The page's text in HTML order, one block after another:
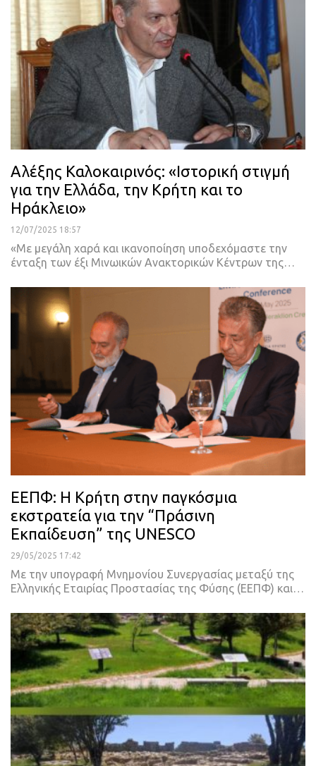
Αλέξης Καλοκαιρινός: «Ιστορική στιγμή
για την Ελλάδα, την Κρήτη και το
Ηράκλειο»
12/07/2025 18:57
«Με μεγάλη χαρά και ικανοποίηση υποδεχόμαστε την
ένταξη των έξι Μινωικών Ανακτορικών Κέντρων της…
ΕΕΠΦ: Η Κρήτη στην παγκόσμια
εκστρατεία για την “Πράσινη
Εκπαίδευση” της UNESCO
29/05/2025 17:42
Με την υπογραφή Μνημονίου Συνεργασίας μεταξύ της
Ελληνικής Εταιρίας Προστασίας της Φύσης (ΕΕΠΦ) και…